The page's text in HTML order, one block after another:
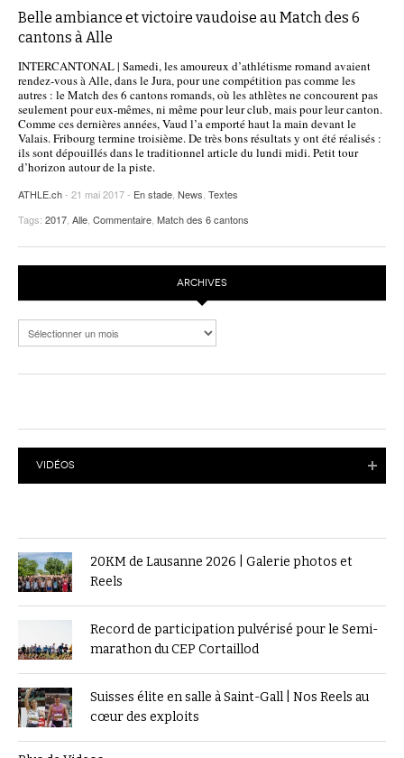
Belle ambiance et victoire vaudoise au Match des 6
cantons à Alle
INTERCANTONAL | Samedi, les amoureux d’athlétisme romand avaient
rendez-vous à Alle, dans le Jura, pour une compétition pas comme les
autres : le Match des 6 cantons romands, où les athlètes ne concourent pas
seulement pour eux-mêmes, ni même pour leur club, mais pour leur canton.
Comme ces dernières années, Vaud l’a emporté haut la main devant le
Valais. Fribourg termine troisième. De très bons résultats y ont été réalisés :
ils sont dépouillés dans le traditionnel article du lundi midi. Petit tour
d’horizon autour de la piste.
ATHLE.ch- 21 mai 2017 - En stade News Textes
Tags: 2017 Alle Commentaire Match des 6 cantons
ARCHIVES
Archives
VIDÉOS
20KM de Lausanne 2026 | Galerie photos et
Reels
Record de participation pulvérisé pour le Semi-
marathon du CEP Cortaillod
Suisses élite en salle à Saint-Gall | Nos Reels au
cœur des exploits